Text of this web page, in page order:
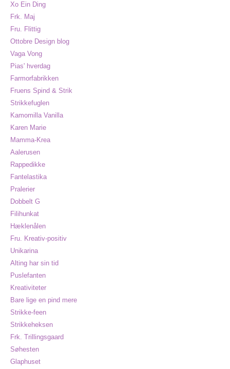
Xo Ein Ding
Frk. Maj
Fru. Flittig
Ottobre Design blog
Vaga Vong
Pias' hverdag
Farmorfabrikken
Fruens Spind & Strik
Strikkefuglen
Kamomilla Vanilla
Karen Marie
Mamma-Krea
Aalerusen
Rappedikke
Fantelastika
Pralerier
Dobbelt G
Filihunkat
Hæklenålen
Fru. Kreativ-positiv
Unikarina
Alting har sin tid
Puslefanten
Kreativiteter
Bare lige en pind mere
Strikke-feen
Strikkeheksen
Frk. Trillingsgaard
Søhesten
Glaphuset